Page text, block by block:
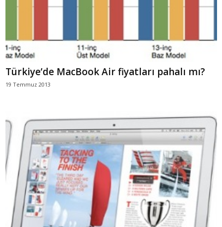
Türkiye’de MacBook Air fiyatları pahalı mı?
19 Temmuz 2013